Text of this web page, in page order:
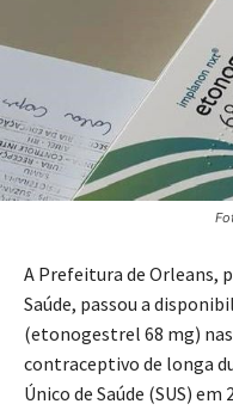
A Prefeitura de Orleans,
Saúde, passou a
(etonogestrel 68 mg) nas
contraceptivo de longa
Único de Saúde (SUS)